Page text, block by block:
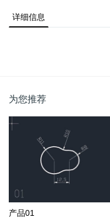
详细信息
为您推荐
产品01